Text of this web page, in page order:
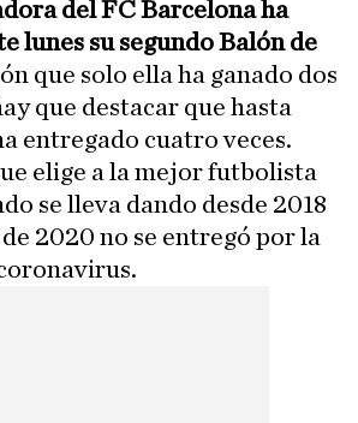
del FC Barcelona ha
lunes su segundo Balón de
que solo ella ha ganado dos
que destacar que hasta
entregado cuatro veces.
elige a la mejor futbolista
se lleva dando desde 2018
2020 no se entregó por la